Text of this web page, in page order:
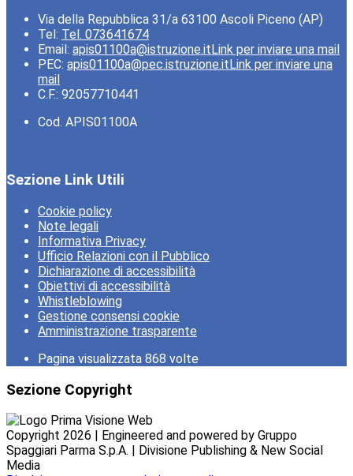
Via della Repubblica 31/a 63100 Ascoli Piceno (AP)
Tel: Tel. 073641674
Email: apis01100a@istruzione.itLink per inviare una mail
PEC: apis01100a@pec.istruzione.itLink per inviare una
mail
C.F.: 92057710441
Cod. APIS01100A
Sezione Link Utili
Cookie policy
Note legali
Informativa Privacy
Ufficio Relazioni con il Pubblico
Dichiarazione di accessibilità
Obiettivi di accessibilità
Whistleblowing
Gestione consensi cookie
Amministrazione trasparente
Pagina visualizzata 868 volte
Sezione Copyright
Copyright 2026 | Engineered and powered by Gruppo
Spaggiari Parma S.p.A. | Divisione Publishing & New Social
Media